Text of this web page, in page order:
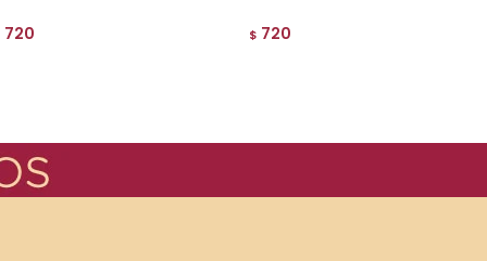
720 $ 720